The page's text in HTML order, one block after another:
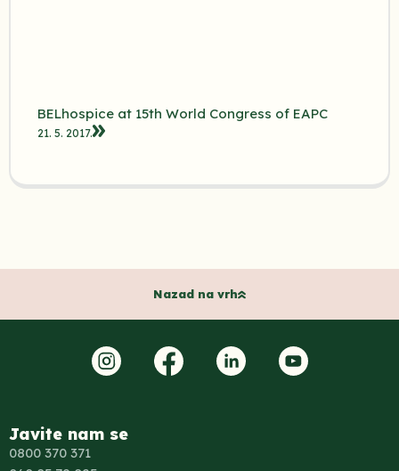
BELhospice at 15th World Congress of EAPC
21. 5. 2017.
Nazad na vrh
Javite nam se
0800 370 371